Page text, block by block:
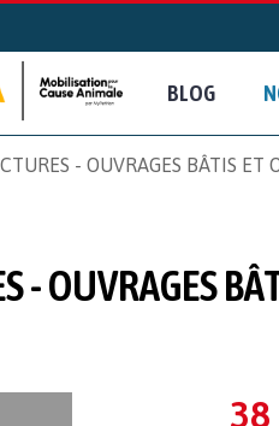
BLOG
- OUVRAGES BÂTIS ET
- OUVRAGES
38